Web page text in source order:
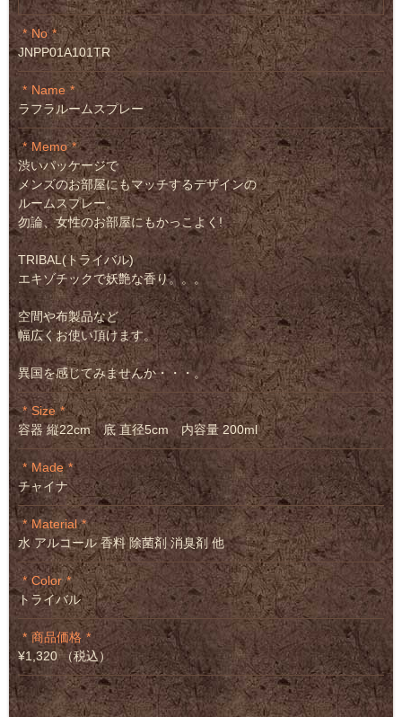
No
JNPP01A101TR
Name
ラフラルームスプレー
Memo
渋いパッケージで
メンズのお部屋にもマッチするデザインの
ルームスプレー。
勿論、女性のお部屋にもかっこよく!
TRIBAL(トライバル)
エキゾチックで妖艶な香り。。。
空間や布製品など
幅広くお使い頂けます。
異国を感じてみませんか・・・。
Size
容器 縦22cm 底 直径5cm 内容量 200ml
Made
チャイナ
Material
水 アルコール 香料 除菌剤 消臭剤 他
Color
トライバル
商品価格
¥1,320 （税込）